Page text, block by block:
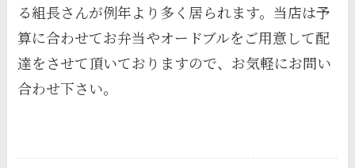
る組長さんが例年より多く居られます。当店は予
算に合わせてお弁当やオードブルをご用意して配
達をさせて頂いておりますので、お気軽にお問い
合わせ下さい。